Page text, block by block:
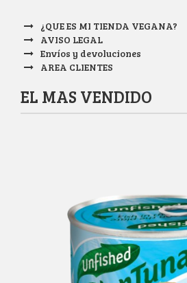
¿QUE ES MI TIENDA VEGANA?
AVISO LEGAL
Envíos y devoluciones
AREA CLIENTES
EL MAS VENDIDO